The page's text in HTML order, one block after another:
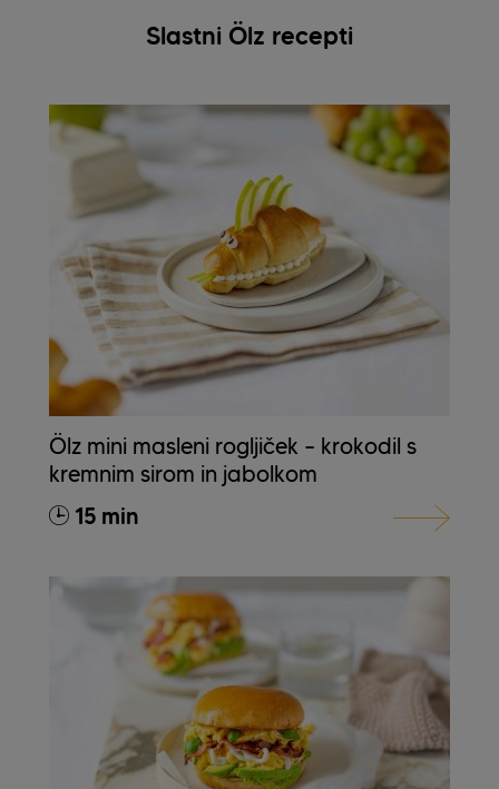
Slastni Ölz recepti
Ölz mini masleni rogljiček – krokodil s
kremnim sirom in jabolkom
15 min